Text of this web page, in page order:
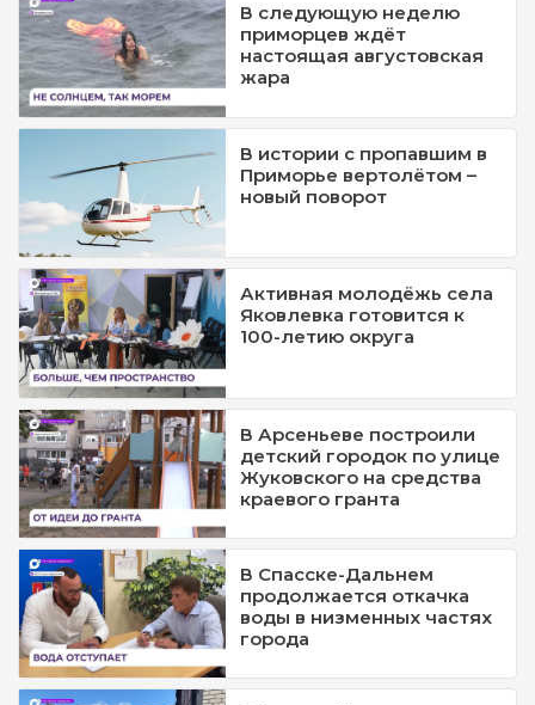
В следующую неделю
приморцев ждёт
настоящая августовская
жара
В истории с пропавшим в
Приморье вертолётом –
новый поворот
Активная молодёжь села
Яковлевка готовится к
100-летию округа
В Арсеньеве построили
детский городок по улице
Жуковского на средства
краевого гранта
В Спасске-Дальнем
продолжается откачка
воды в низменных частях
города